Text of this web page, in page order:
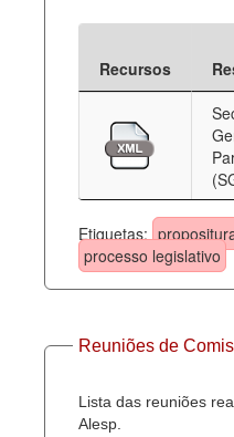
Recursos
Etiquetas:
processo legislativo
Reuniões de
Lista das reuniões
Alesp.